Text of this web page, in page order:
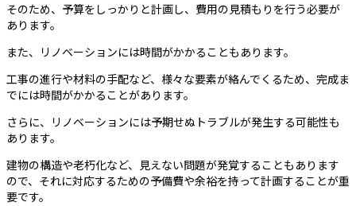
そのため、予算をしっかりと計画し、費用の見積もりを行う必要が
あります。
また、リノベーションには時間がかかることもあります。
工事の進行や材料の手配など、様々な要素が絡んでくるため、完成ま
でには時間がかかることがあります。
さらに、リノベーションには予期せぬトラブルが発生する可能性も
あります。
建物の構造や老朽化など、見えない問題が発覚することもあります
ので、それに対応するための予備費や余裕を持って計画することが重
要です。